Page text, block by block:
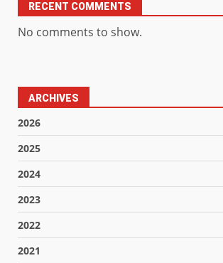
RECENT COMMENTS
No comments to show.
ARCHIVES
2026
2025
2024
2023
2022
2021